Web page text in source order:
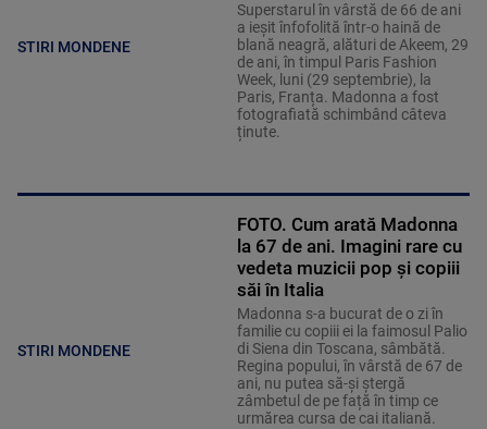
STIRI MONDENE
Superstarul în vârstă de 66 de ani
a ieșit înfofolită într-o haină de
blană neagră, alături de Akeem, 29
de ani, în timpul Paris Fashion
Week, luni (29 septembrie), la
Paris, Franța. Madonna a fost
fotografiată schimbând câteva
ținute.
STIRI MONDENE
FOTO. Cum arată Madonna
la 67 de ani. Imagini rare cu
vedeta muzicii pop și copiii
săi în Italia
Madonna s-a bucurat de o zi în
familie cu copiii ei la faimosul Palio
di Siena din Toscana, sâmbătă.
Regina popului, în vârstă de 67 de
ani, nu putea să-și ștergă
zâmbetul de pe față în timp ce
urmărea cursa de cai italiană.